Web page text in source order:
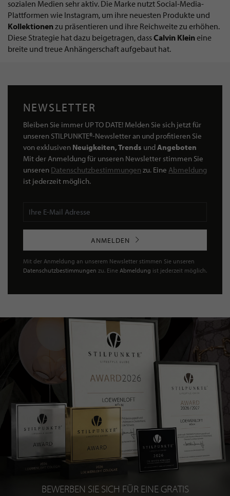
sozialen Medien sehr aktiv. Die Marke nutzt Social-Media-
Plattformen wie Instagram, um ihre neuesten Produkte und
Kollektionenzu präsentieren und ihre Reichweite zu erhöhen.
Diese Strategie hat dazu beigetragen, dassCalvin Kleineine
breite und treue Anhängerschaft aufgebaut hat.
NEWSLETTER
Bleiben Sie immer UP TO DATE! Melden Sie sich jetzt für
unseren STILPUNKTE®-Newsletter an und profitieren Sie
von exklusiven Neuigkeiten, Trends undAngeboten
Mit der Anmeldung für unseren Newsletter stimmen Sie
unseren Datenschutzbestimmungen zu. Eine Abmeldung
ist jederzeit möglich.
ANMELDEN
Mit der Anmeldung an unserem Newsletter stimmen Sie unseren
Datenschutzbestimmungen zu. Eine Abmeldung ist jederzeit möglich.
BEWERBEN SIE SICH FÜR EINE GRATIS